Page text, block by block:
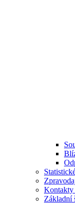
Kontakty
Základní